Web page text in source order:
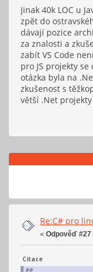
Jinak 40k LOC u
zpět do
dávají pozice
za znalosti a
zabít VS Code
pro JS projekty
otázka byla na
zkušenost s
větší .Net
Re:C# pro
« Odpověď #27
Citace